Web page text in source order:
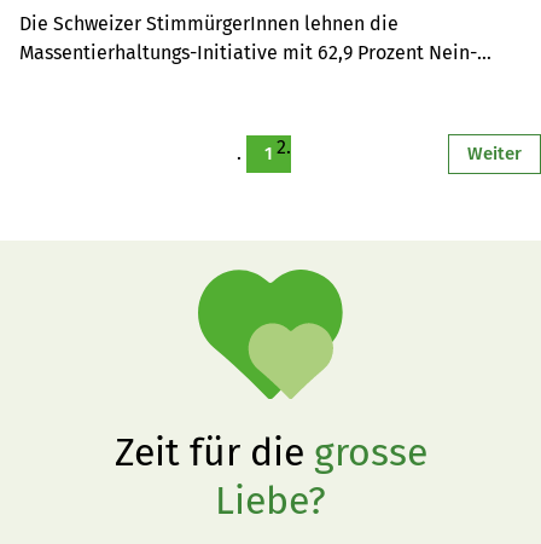
Die Schweizer StimmürgerInnen lehnen die
Massentierhaltungs-Initiative mit 62,9 Prozent Nein-
stimmte Basel-Stadt für die Initiative. «die grüne»
berichtete den ganzen Abstimmungs-Sonntag mit einem
1 Weiter
Zeit für die grosse
Liebe?